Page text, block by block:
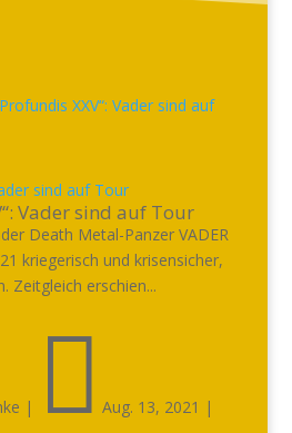
sind auf Tour
Vader sind auf Tour
Death Metal-Panzer VADER
kriegerisch und krisensicher,
Zeitgleich erschien...
|  Aug. 13, 2021 |